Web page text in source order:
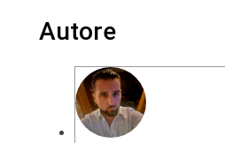
Autore